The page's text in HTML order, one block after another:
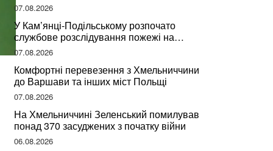
07.08.2026
У Кам’янці-Подільському розпочато
службове розслідування пожежі на
сміттєзвалищі
07.08.2026
Комфортні перевезення з Хмельниччини
до Варшави та інших міст Польщі
07.08.2026
На Хмельниччині Зеленський помилував
понад 370 засуджених з початку війни
06.08.2026